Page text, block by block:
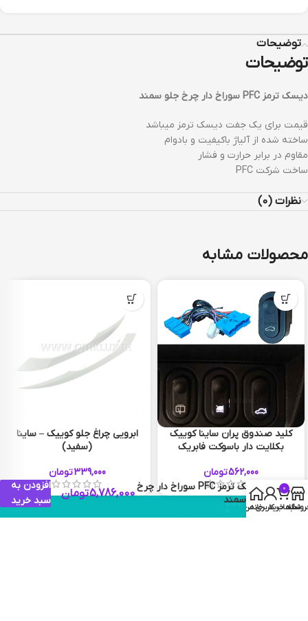
توضیحات
توضیحات
دیسک ترمز PFC سوراخ دار چرخ جلو سمند
قیمت برای یک جفت دیسک ترمز میباشد
ساخته شده از آلیاژ باکیفیت و بادوام
مقاوم در برابر حرارت و فشار
ساخت شرکت PFC
نظرات (0)
محصولات مشابه
کلید صندوق پران ساینا کوییک
بکلایت دار باسوکت فابریک
562,000تومان
ابرویی چراغ جلو کوییک – ساینا
(سفید)
339,000تومان
دیسک ترمز PFC سوراخ دار چرخ
جلو سمند
5,786,000تومان
افزودن به
سبد خرید
0
سبد خرید
حساب کاربری من
خانه